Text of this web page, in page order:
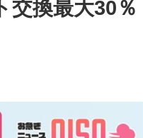
交換最大30％